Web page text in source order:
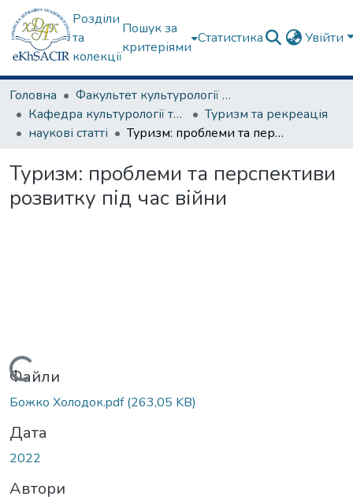
Розділи
та
колекції
Пошук за
критеріями
Статистика Увійти
Головна
Факультет культурології та соціальних комунікацій
Кафедра культурології та музеєзнавства
Туризм та рекреація
наукові статті
Туризм: проблеми та перспективи розвитку під час війни
Туризм: проблеми та перспективи
розвитку під час війни
Вантажиться...
Файли
Божко Холодок.pdf(263,05 KB)
Дата
2022
Автори